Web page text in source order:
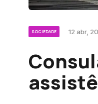
SOCIEDADE 12 abr,